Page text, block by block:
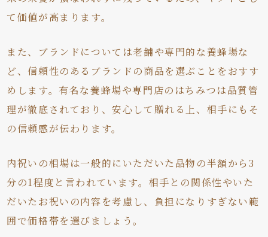
て価値が高まります。
また、ブランドについては老舗や専門的な養蜂場な
ど、信頼性のあるブランドの商品を選ぶことをおすす
めします。有名な養蜂場や専門店のはちみつは品質管
理が徹底されており、安心して贈れる上、相手にもそ
の信頼感が伝わります。
内祝いの相場は一般的にいただいた品物の半額から3
分の1程度と言われています。相手との関係性やいた
だいたお祝いの内容を考慮し、負担になりすぎない範
囲で価格帯を選びましょう。